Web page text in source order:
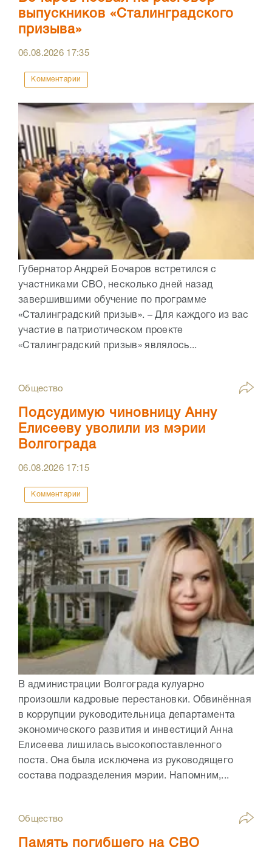
выпускников «Сталинградского
призыва»
06.08.2026 17:35
Комментарии
Губернатор Андрей Бочаров встретился с
участниками СВО, несколько дней назад
завершившими обучение по программе
«Сталинградский призыв». – Для каждого из вас
участие в патриотическом проекте
«Сталинградский призыв» являлось...
Общество
Подсудимую чиновницу Анну
Елисееву уволили из мэрии
Волгограда
06.08.2026 17:15
Комментарии
В администрации Волгограда кулуарно
произошли кадровые перестановки. Обвинённая
в коррупции руководительница департамента
экономического развития и инвестиций Анна
Елисеева лишилась высокопоставленного
поста. Она была исключена из руководящего
состава подразделения мэрии. Напомним,...
Общество
Память погибшего на СВО